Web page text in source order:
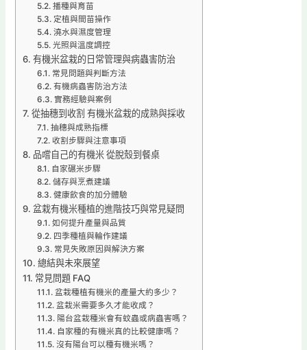
播種與育苗
定植與間苗操作
澆水與濕度管理
光照與溫度調控
有機米盆栽的日常管理與病蟲害防治
常見問題與判斷方法
有機病蟲害防治方法
實務經驗與案例
從抽穗到收割 有機米盆栽的成熟與採收
抽穗與成熟指標
收割步驟與注意事項
品嚐自己的有機米 從脫殼到餐桌
自家碾米步驟
儲存與烹煮建議
健康飲食的加分體驗
盆栽有機米種植的進階技巧與常見疑問
如何提升產量與品質
四季種植與輪作建議
常見失敗原因與解決方案
總結與未來展望
常見問題 FAQ
盆栽種植有機米的產量大約多少？
盆栽米需要多久才能收成？
陽台盆栽種米會有蚊蟲或病蟲害嗎？
自家種的有機米真的比較健康嗎？
沒有陽台可以種有機米嗎？